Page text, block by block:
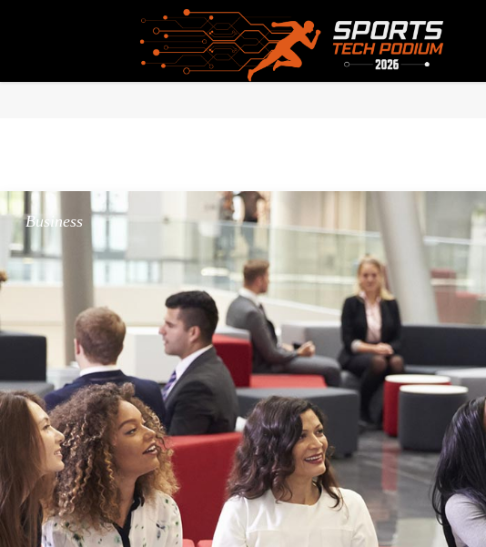
/ Business /Pure Conference Power
Business